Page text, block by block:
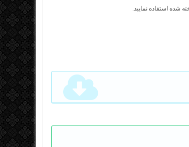
شده استفاده نمایید.